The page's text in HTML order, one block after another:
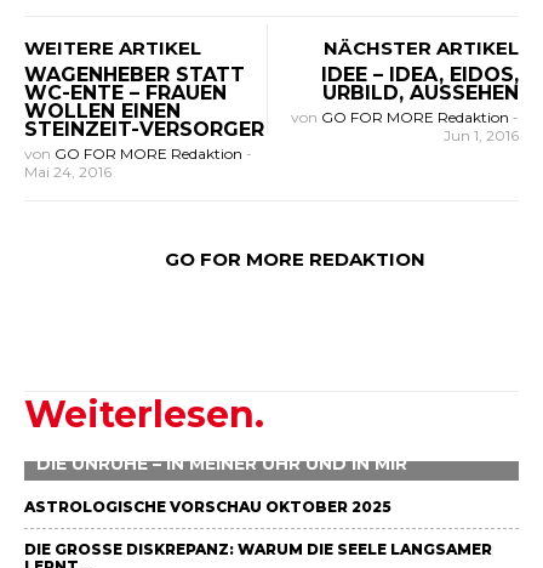
WEITERE ARTIKEL
WAGENHEBER STATT
WC-ENTE – FRAUEN
WOLLEN EINEN
STEINZEIT-VERSORGER
von GO FOR MORE Redaktion -
Mai 24, 2016
NÄCHSTER ARTIKEL
IDEE – IDEA, EIDOS,
URBILD, AUSSEHEN
von GO FOR MORE Redaktion -
Jun 1, 2016
GO FOR MORE REDAKTION
Weiterlesen.
DIE UNRUHE – IN MEINER UHR UND IN MIR
ASTROLOGISCHE VORSCHAU OKTOBER 2025
DIE GROSSE DISKREPANZ: WARUM DIE SEELE LANGSAMER L